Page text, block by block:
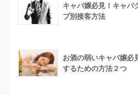
キャバ嬢必見！キャバ
プ別接客方法
お酒の弱いキャバ嬢必
するための方法２つ